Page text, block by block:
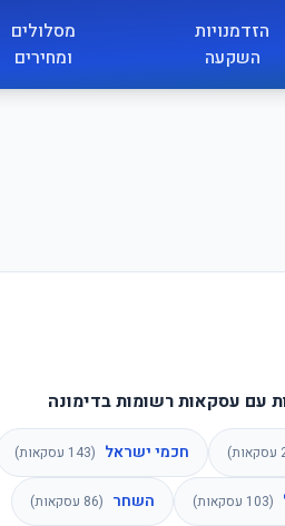
הזדמנויות
השקעה
מסלולים
ומחירים
עם עסקאות רשומות בדימונה
עסקאות) חכמי ישראל (
143 עסקאות)
(
103 עסקאות) השחר (
86 עסקאות)